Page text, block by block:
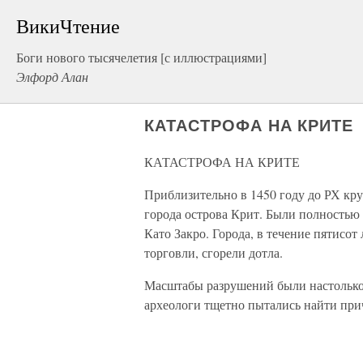
ВикиЧтение
Боги нового тысячелетия [с иллюстрациями]
Элфорд Алан
КАТАСТРОФА НА КРИТЕ
КАТАСТРОФА НА КРИТЕ
Приблизительно в 1450 году до РХ
города острова Крит. Были
Като Закро. Города, в течение
торговли, сгорели дотла.
Масштабы разрушений были
археологи тщетно пытались найти